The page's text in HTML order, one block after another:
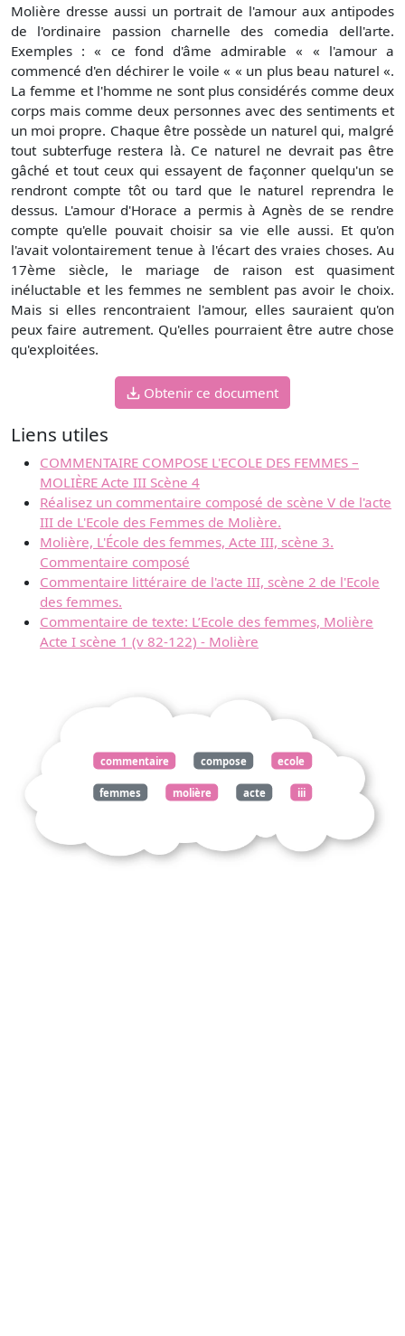
Molière dresse aussi un portrait de l'amour aux antipodes
de l'ordinaire passion charnelle des comedia dell'arte.
Exemples : « ce fond d'âme admirable « « l'amour a
commencé d'en déchirer le voile « « un plus beau naturel «.
La femme et l'homme ne sont plus considérés comme deux
corps mais comme deux personnes avec des sentiments et
un moi propre. Chaque être possède un naturel qui, malgré
tout subterfuge restera là. Ce naturel ne devrait pas être
gâché et tout ceux qui essayent de façonner quelqu'un se
rendront compte tôt ou tard que le naturel reprendra le
dessus. L'amour d'Horace a permis à Agnès de se rendre
compte qu'elle pouvait choisir sa vie elle aussi. Et qu'on
l'avait volontairement tenue à l'écart des vraies choses. Au
17ème siècle, le mariage de raison est quasiment
inéluctable et les femmes ne semblent pas avoir le choix.
Mais si elles rencontraient l'amour, elles sauraient qu'on
peux faire autrement. Qu'elles pourraient être autre chose
qu'exploitées.
Obtenir ce document
Liens utiles
COMMENTAIRE COMPOSE L'ECOLE DES FEMMES –
MOLIÈRE Acte III Scène 4
Réalisez un commentaire composé de scène V de l'acte
III de L'Ecole des Femmes de Molière.
Molière, L'École des femmes, Acte III, scène 3.
Commentaire composé
Commentaire littéraire de l'acte III, scène 2 de l'Ecole
des femmes.
Commentaire de texte: L’Ecole des femmes, Molière
Acte I scène 1 (v 82-122) - Molière
commentaire compose ecole
femmes molière acte iii